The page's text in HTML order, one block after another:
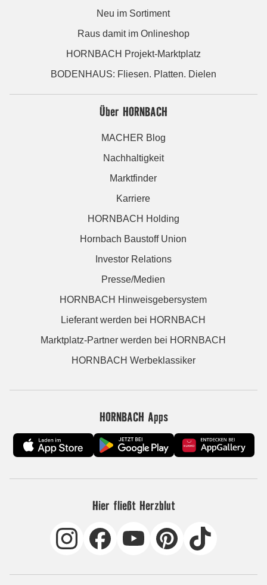
Neu im Sortiment
Raus damit im Onlineshop
HORNBACH Projekt-Marktplatz
BODENHAUS: Fliesen. Platten. Dielen
Über HORNBACH
MACHER Blog
Nachhaltigkeit
Marktfinder
Karriere
HORNBACH Holding
Hornbach Baustoff Union
Investor Relations
Presse/Medien
HORNBACH Hinweisgebersystem
Lieferant werden bei HORNBACH
Marktplatz-Partner werden bei HORNBACH
HORNBACH Werbeklassiker
HORNBACH Apps
Hier fließt Herzblut